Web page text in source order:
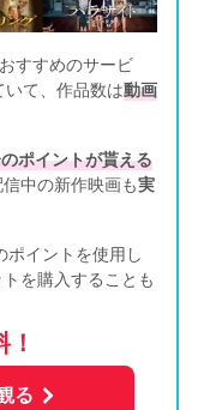
すすめのサービ
て、作品数は動画
ポイントが貰える
中の新作映画も実
ポイントを使用し
を購入することも
る